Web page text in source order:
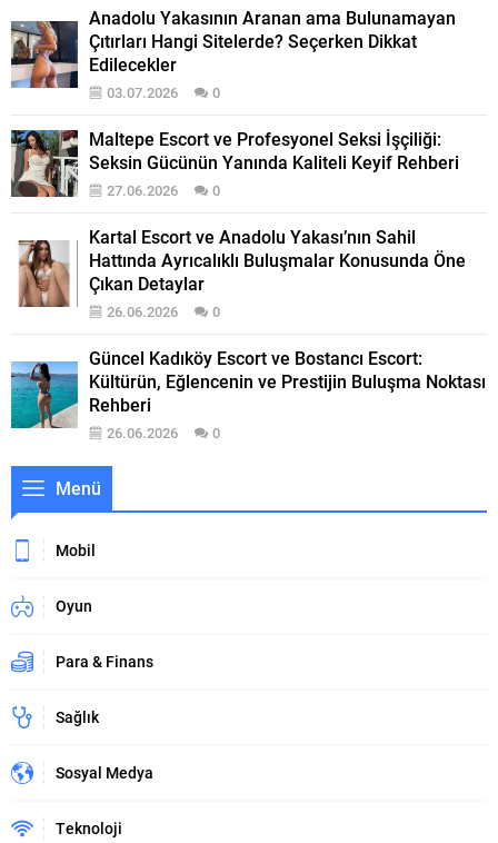
Anadolu Yakasının Aranan ama Bulunamayan
Çıtırları Hangi Sitelerde? Seçerken Dikkat
Edilecekler
03.07.2026 0
Maltepe Escort ve Profesyonel Seksi İşçiliği:
Seksin Gücünün Yanında Kaliteli Keyif Rehberi
27.06.2026 0
Kartal Escort ve Anadolu Yakası’nın Sahil
Hattında Ayrıcalıklı Buluşmalar Konusunda Öne
Çıkan Detaylar
26.06.2026 0
Güncel Kadıköy Escort ve Bostancı Escort:
Kültürün, Eğlencenin ve Prestijin Buluşma Noktası
Rehberi
26.06.2026 0
Menü
Mobil
Oyun
Para & Finans
Sağlık
Sosyal Medya
Teknoloji